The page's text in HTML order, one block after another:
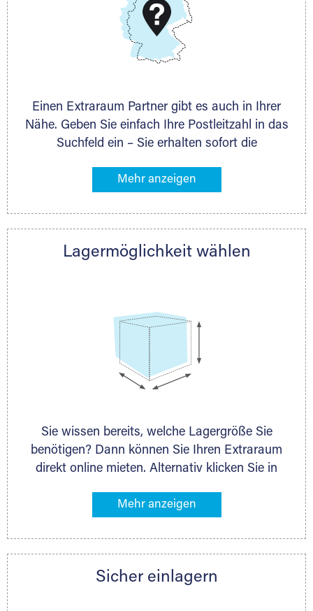
www.dmg-ag.com
Einen Extraraum Partner gibt es auch in Ihrer
Nähe. Geben Sie einfach Ihre Postleitzahl in das
Suchfeld ein – Sie erhalten sofort die
Lagermöglichkeiten in Ihrer Nähe. An zahlreichen
direkt online mieten. Gibt es Extraraum noch
nächstgelegenen Partner und besprechen alles
Lagermöglichkeit wählen
Sie wissen bereits, welche Lagergröße Sie
benötigen? Dann können Sie Ihren Extraraum
direkt online mieten. Alternativ klicken Sie in
Gegenstände an, die Sie einlagern möchten –
ermittelt. Natürlich steht Ihnen Ihr Extraraum
persönlich hinsichtlich Lagervolumen und zu
Sicher einlagern